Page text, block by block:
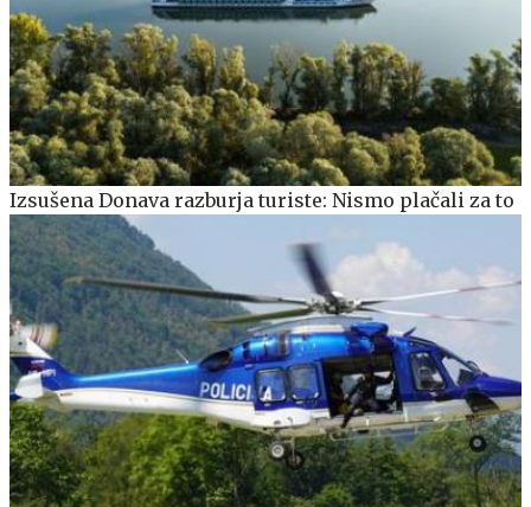
Izsušena Donava razburja turiste: Nismo plačali za to